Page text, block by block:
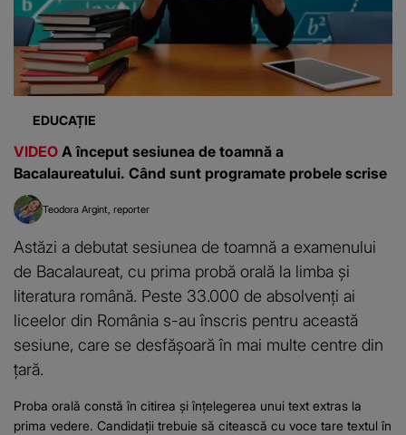
EDUCAȚIE
VIDEO A început sesiunea de toamnă a
Bacalaureatului. Când sunt programate probele scrise
Teodora Argint reporter
Astăzi a debutat sesiunea de toamnă a examenului
de Bacalaureat, cu prima probă orală la limba și
literatura română. Peste 33.000 de absolvenți ai
liceelor din România s-au înscris pentru această
sesiune, care se desfășoară în mai multe centre din
țară.
Proba orală constă în citirea și înțelegerea unui text extras la
prima vedere. Candidații trebuie să citească cu voce tare textul în